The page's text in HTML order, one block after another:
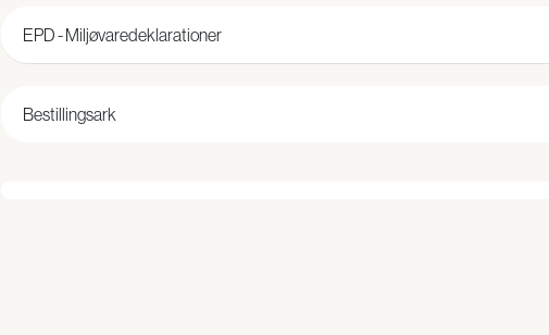
EPD - Miljøvaredeklarationer
Bestillingsark